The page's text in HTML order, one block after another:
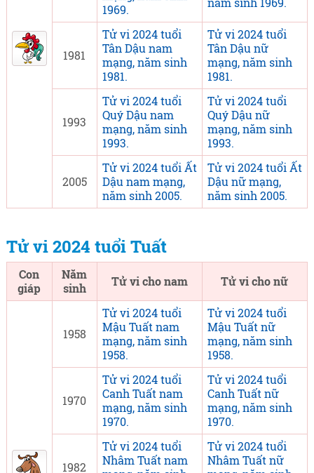
1969.
1981
Tử vi 2024 tuổi
Tân Dậu nam
mạng, năm sinh
1981.
Tử vi 2024 tuổi
Tân Dậu nữ
mạng, năm sinh
1981.
1993
Tử vi 2024 tuổi
Quý Dậu nam
mạng, năm sinh
1993.
Tử vi 2024 tuổi
Quý Dậu nữ
mạng, năm sinh
1993.
2005
Tử vi 2024 tuổi Ất
Dậu nam mạng,
năm sinh 2005.
Tử vi 2024 tuổi Ất
Dậu nữ mạng,
năm sinh 2005.
Tử vi 2024 tuổi Tuất
Con
giáp
Năm
sinh
Tử vi cho nam Tử vi cho nữ
1958
Tử vi 2024 tuổi
Mậu Tuất nam
mạng, năm sinh
1958.
Tử vi 2024 tuổi
Mậu Tuất nữ
mạng, năm sinh
1958.
1970
Tử vi 2024 tuổi
Canh Tuất nam
mạng, năm sinh
1970.
Tử vi 2024 tuổi
Canh Tuất nữ
mạng, năm sinh
1970.
1982
Tử vi 2024 tuổi
Nhâm Tuất nam
Tử vi 2024 tuổi
Nhâm Tuất nữ